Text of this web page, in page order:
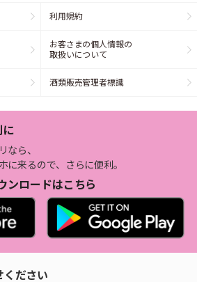
利用規約
お客さまの個人情報の
取扱いについて
酒類販売管理者標識
に
なら、
に来るので、さらに便利。
ンロードはこちら
ください